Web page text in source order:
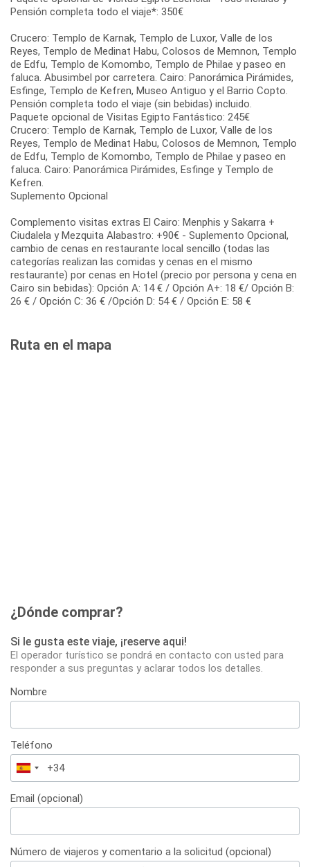
Pensión completa todo el viaje*: 350€
Crucero: Templo de Karnak, Templo de Luxor, Valle de los
Reyes, Templo de Medinat Habu, Colosos de Memnon, Templo
de Edfu, Templo de Komombo, Templo de Philae y paseo en
faluca. Abusimbel por carretera. Cairo: Panorámica Pirámides,
Esfinge, Templo de Kefren, Museo Antiguo y el Barrio Copto.
Pensión completa todo el viaje (sin bebidas) incluido.
Paquete opcional de Visitas Egipto Fantástico: 245€
Crucero: Templo de Karnak, Templo de Luxor, Valle de los
Reyes, Templo de Medinat Habu, Colosos de Memnon, Templo
de Edfu, Templo de Komombo, Templo de Philae y paseo en
faluca. Cairo: Panorámica Pirámides, Esfinge y Templo de
Kefren.
Suplemento Opcional
Complemento visitas extras El Cairo: Menphis y Sakarra +
Ciudalela y Mezquita Alabastro: +90€ - Suplemento Opcional,
cambio de cenas en restaurante local sencillo (todas las
categorías realizan las comidas y cenas en el mismo
restaurante) por cenas en Hotel (precio por persona y cena en
Cairo sin bebidas): Opción A: 14 € / Opción A+: 18 €/ Opción B:
26 € / Opción C: 36 € /Opción D: 54 € / Opción E: 58 €
Ruta en el mapa
¿Dónde comprar?
Si le gusta este viaje, ¡reserve aqui!
El operador turístico se pondrá en contacto con usted para
responder a sus preguntas y aclarar todos los detalles.
Nombre
Teléfono
España
+34
Email (opcional)
Número de viajeros y comentario a la solicitud (opcional)